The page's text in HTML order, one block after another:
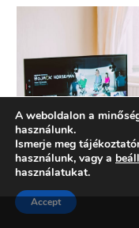
A weboldalon a
használunk.
Ismerje meg
használunk, vagy a
használatukat.
Accept